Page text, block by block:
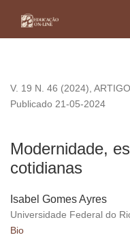
V. 19 N. 46 (2024),
Modernidade,
cotidianas
Publicado 21-05-2024
Isabel Gomes Ayres
Universidade Federal do
Bio